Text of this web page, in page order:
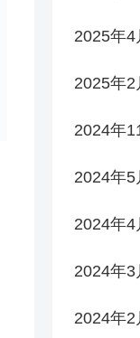
2025年4
2025年2
2024年
2024年5
2024年4
2024年3
2024年2